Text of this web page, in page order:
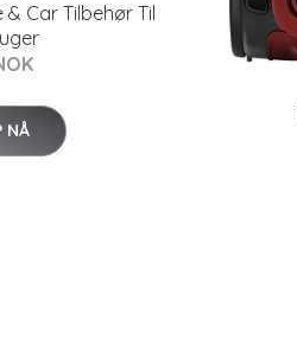
Car Tilbehør Til
NÅ